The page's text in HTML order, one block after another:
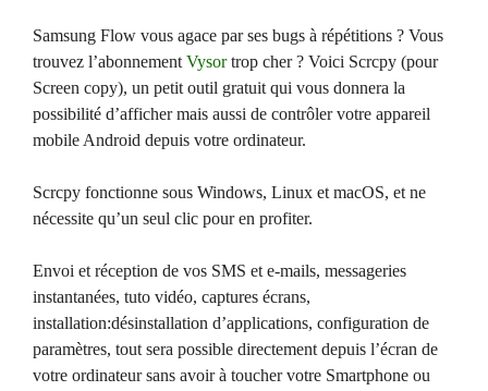
Samsung Flow vous agace par ses bugs à répétitions ? Vous
trouvez l’abonnement Vysortrop cher ? Voici Scrcpy (pour
Screen copy), un petit outil gratuit qui vous donnera la
possibilité d’afficher mais aussi de contrôler votre appareil
mobile Android depuis votre ordinateur.
Scrcpy fonctionne sous Windows, Linux et macOS, et ne
nécessite qu’un seul clic pour en profiter.
Envoi et réception de vos SMS et e-mails, messageries
instantanées, tuto vidéo, captures écrans,
installation:désinstallation d’applications, configuration de
paramètres, tout sera possible directement depuis l’écran de
votre ordinateur sans avoir à toucher votre Smartphone ou